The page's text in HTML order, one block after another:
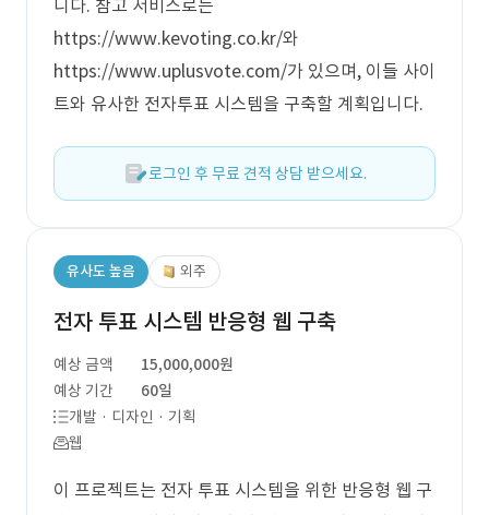
니다. 참고 서비스로는
https://www.kevoting.co.kr/와
https://www.uplusvote.com/가 있으며, 이들 사이
트와 유사한 전자투표 시스템을 구축할 계획입니다.
로그인 후 무료 견적 상담 받으세요.
유사도 높음 외주
전자 투표 시스템 반응형 웹 구축
예상 금액
15,000,000원
예상 기간
60일
개발 · 디자인 · 기획
웹
이 프로젝트는 전자 투표 시스템을 위한 반응형 웹 구